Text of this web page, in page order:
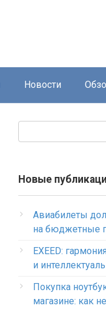
Новости
Новые
Авиабилеты
на бюджетные
EXEED:
и
Покупка
магазине: как